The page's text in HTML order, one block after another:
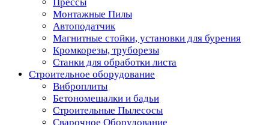
Монтажные Пилы
Автоподатчик
Магнитные стойки, установки для бурения
Кромкорезы, труборезы
Станки для обработки листа
Строительное оборудование
Виброплиты
Бетономешалки и бадьи
Строительные Пылесосы
Сварочное Оборудование